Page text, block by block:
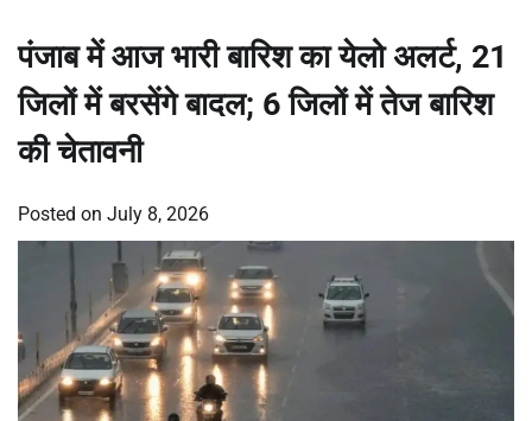
पंजाब में आज भारी बारिश का येलो अलर्ट, 21
जिलों में बरसेंगे बादल; 6 जिलों में तेज बारिश
की चेतावनी
Posted on July 8, 2026